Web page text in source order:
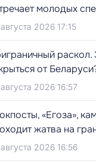
молодых
2026 17:15
раскол.
от
2026 16:57
«Егоза»,
жатва на
2026 16:56